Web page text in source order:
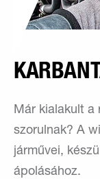
Már kialakult a
szorulnak? A
járművei,
ápolásához.